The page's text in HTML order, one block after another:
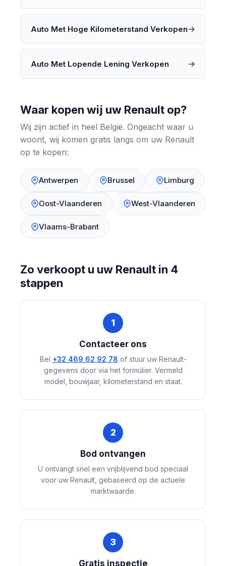
Auto Met Hoge Kilometerstand Verkopen→
Auto Met Lopende Lening Verkopen →
Waar kopen wij uw Renault op?
Wij zijn actief in heel België. Ongeacht waar u
woont, wij komen gratis langs om uw Renault
op te kopen:
Antwerpen Brussel Limburg
Oost-Vlaanderen West-Vlaanderen
Vlaams-Brabant
Zo verkoopt u uw Renault in 4
stappen
1
Contacteer ons
Bel +32 469 62 92 78 of stuur uw Renault-
gegevens door via het formulier. Vermeld
model, bouwjaar, kilometerstand en staat.
2
Bod ontvangen
U ontvangt snel een vrijblijvend bod speciaal
voor uw Renault, gebaseerd op de actuele
marktwaarde.
3
Gratis inspectie